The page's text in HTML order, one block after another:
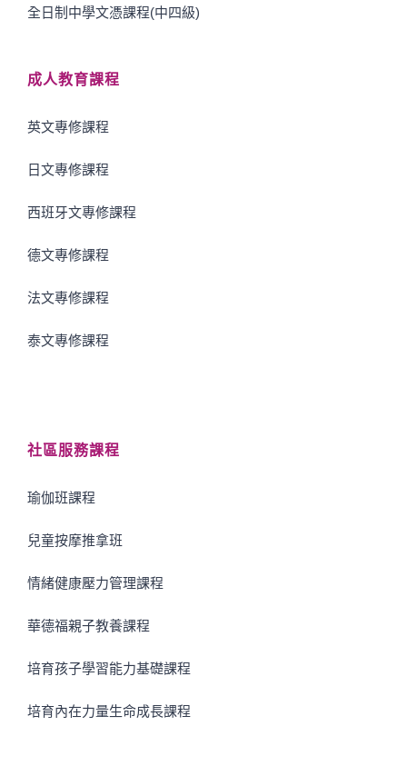
全日制中學文憑課程(中四級)
成人教育課程
英文專修課程
日文專修課程
西班牙文專修課程
德文專修課程
法文專修課程
泰文專修課程
社區服務課程
瑜伽班課程
兒童按摩推拿班
情緒健康壓力管理課程
華德福親子教養課程
培育孩子學習能力基礎課程
培育內在力量生命成長課程